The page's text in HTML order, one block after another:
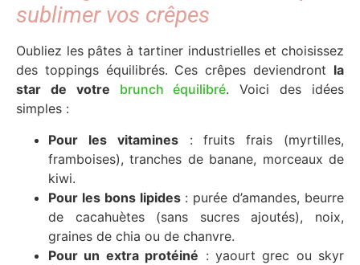
sublimer vos crêpes
Oubliez les pâtes à tartiner industrielles et choisissez
des toppings équilibrés. Ces crêpes deviendront la
star de votre brunch équilibré. Voici des idées
simples :
Pour les vitamines: fruits frais (myrtilles,
framboises), tranches de banane, morceaux de
kiwi.
Pour les bons lipides: purée d’amandes, beurre
de cacahuètes (sans sucres ajoutés), noix,
graines de chia ou de chanvre.
Pour un extra protéiné : yaourt grec ou skyr